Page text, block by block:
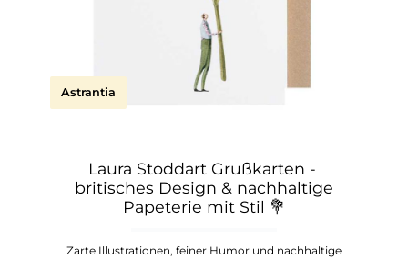
Astrantia
Laura Stoddart Grußkarten -
britisches Design & nachhaltige
Papeterie mit Stil 💐
Zarte Illustrationen, feiner Humor und nachhaltige